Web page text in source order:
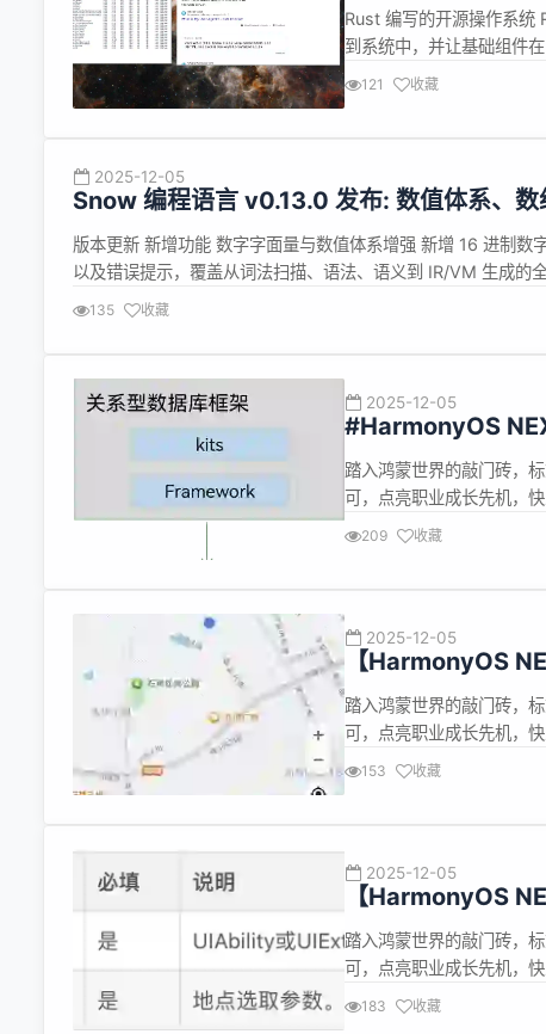
Rust 编写的开源操作系统
到系统中，并让基础组件
Smithay 的 Wayland 合
121 收藏
2025-12-05
Snow 编程语言 v0.13.0 发布: 数值体系、
版本更新 新增功能 数字字面量与数值体系增强 新增 16 进制
以及错误提示，覆盖从词法扫描、语法、语义到 IR/VM 生成
具类： 统一处理数字字面量归一化（去下划线、拆后缀、判断...
135 收藏
2025-12-05
#HarmonyOS
踏入鸿蒙世界的敲门砖，
可，点亮职业成长先机，
https://
209 收藏
2025-12-05
【HarmonyOS
踏入鸿蒙世界的敲门砖，
可，点亮职业成长先机，
https://
153 收藏
2025-12-05
【HarmonyOS
踏入鸿蒙世界的敲门砖，
可，点亮职业成长先机，
https://
183 收藏